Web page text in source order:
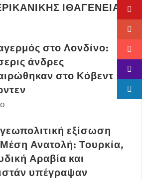
ΙΘΑΓΕΝΕΙΑΣ
στο Λονδίνο:
άνδρες
στο Κόβεντ
εξίσωση
Ανατολή: Τουρκία,
Αραβία και
υπέγραψαν